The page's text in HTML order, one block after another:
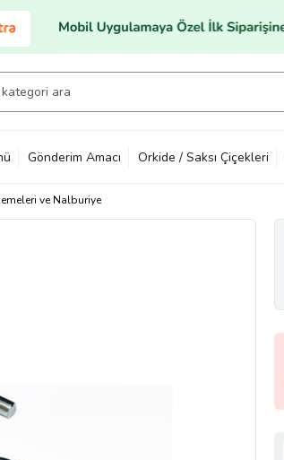
Gönderim Amacı Orkide / Saksı Çiçekleri
ve Nalburiye